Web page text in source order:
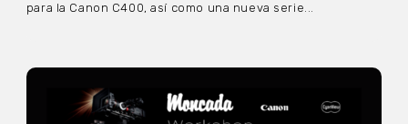
para la Canon C400, así como una nueva serie...